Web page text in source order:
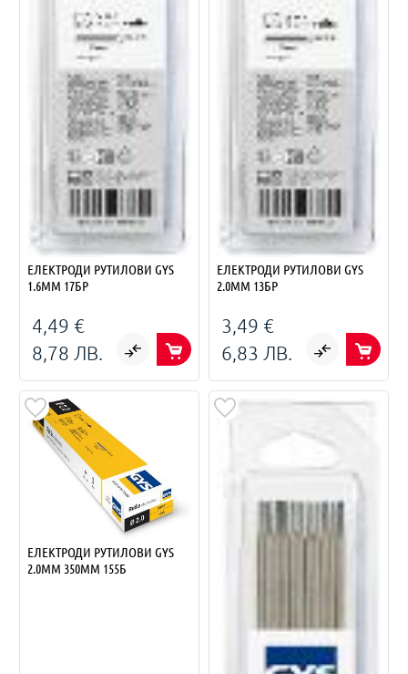
ЕЛЕКТРОДИ РУТИЛОВИ GYS
1.6ММ 17БР
4,49 €
8,78 ЛВ.
ЕЛЕКТРОДИ РУТИЛОВИ GYS
2.0ММ 13БР
3,49 €
6,83 ЛВ.
ЕЛЕКТРОДИ РУТИЛОВИ GYS
2.0ММ 350ММ 155Б